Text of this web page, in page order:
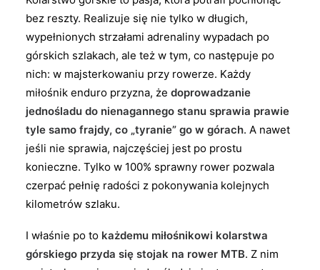
bez reszty. Realizuje się nie tylko w długich,
wypełnionych strzałami adrenaliny wypadach po
górskich szlakach, ale też w tym, co następuje po
nich: w majsterkowaniu przy rowerze. Każdy
miłośnik enduro przyzna, że doprowadzanie
jednośladu do nienagannego stanu sprawia prawie
tyle samo frajdy, co „tyranie” go w górach. A nawet
jeśli nie sprawia, najczęściej jest po prostu
konieczne. Tylko w 100% sprawny rower pozwala
czerpać pełnię radości z pokonywania kolejnych
kilometrów szlaku.
I właśnie po to każdemu miłośnikowi kolarstwa
górskiego przyda się stojak na rower MTB. Z nim